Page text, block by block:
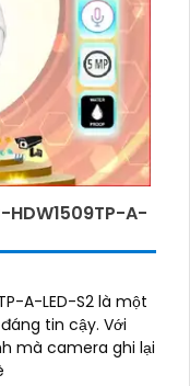
HDW1509TP-A-
A-LED-S2 là một
tin cậy. Với
mà camera ghi lại